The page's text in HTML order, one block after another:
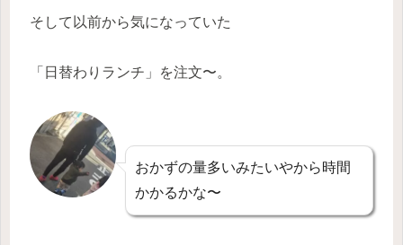
そして以前から気になっていた
「日替わりランチ」を注文〜。
おかずの量多いみたいやから時間
かかるかな〜